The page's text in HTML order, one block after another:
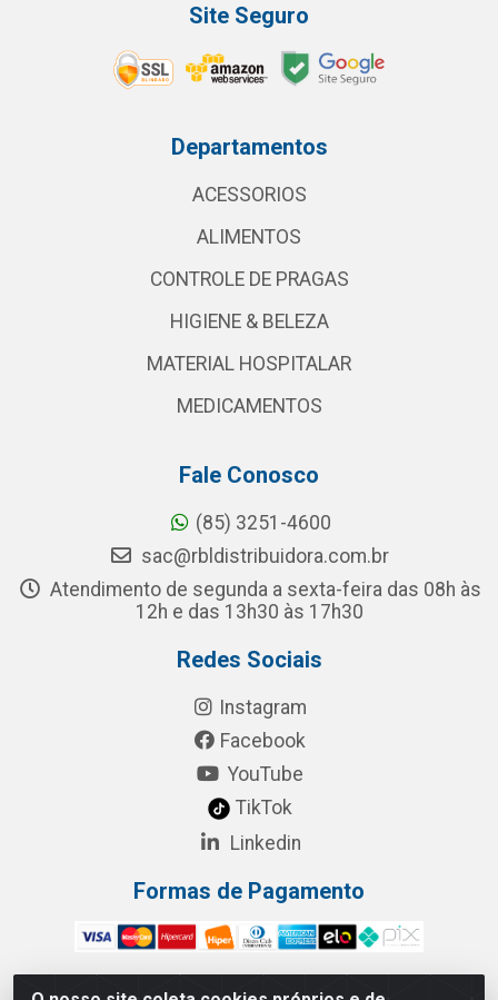
Site Seguro
Departamentos
ACESSORIOS
ALIMENTOS
CONTROLE DE PRAGAS
HIGIENE & BELEZA
MATERIAL HOSPITALAR
MEDICAMENTOS
Fale Conosco
(85) 3251-4600
sac@rbldistribuidora.com.br
Atendimento de segunda a sexta-feira das 08h às
12h e das 13h30 às 17h30
Redes Sociais
Instagram
Facebook
YouTube
TikTok
Linkedin
Formas de Pagamento